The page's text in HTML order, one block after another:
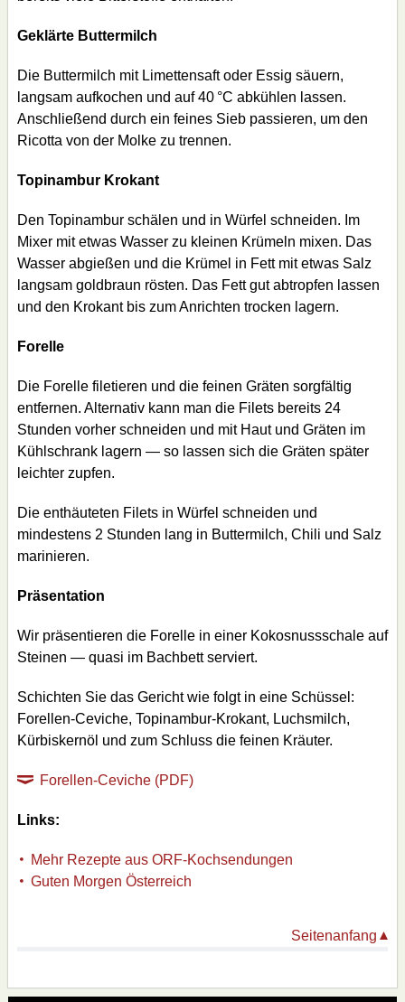
Geklärte Buttermilch
Die Buttermilch mit Limettensaft oder Essig säuern,
langsam aufkochen und auf 40 °C abkühlen lassen.
Anschließend durch ein feines Sieb passieren, um den
Ricotta von der Molke zu trennen.
Topinambur Krokant
Den Topinambur schälen und in Würfel schneiden. Im
Mixer mit etwas Wasser zu kleinen Krümeln mixen. Das
Wasser abgießen und die Krümel in Fett mit etwas Salz
langsam goldbraun rösten. Das Fett gut abtropfen lassen
und den Krokant bis zum Anrichten trocken lagern.
Forelle
Die Forelle filetieren und die feinen Gräten sorgfältig
entfernen. Alternativ kann man die Filets bereits 24
Stunden vorher schneiden und mit Haut und Gräten im
Kühlschrank lagern — so lassen sich die Gräten später
leichter zupfen.
Die enthäuteten Filets in Würfel schneiden und
mindestens 2 Stunden lang in Buttermilch, Chili und Salz
marinieren.
Präsentation
Wir präsentieren die Forelle in einer Kokosnussschale auf
Steinen — quasi im Bachbett serviert.
Schichten Sie das Gericht wie folgt in eine Schüssel:
Forellen-Ceviche, Topinambur-Krokant, Luchsmilch,
Kürbiskernöl und zum Schluss die feinen Kräuter.
Forellen-Ceviche (PDF)
Links:
Mehr Rezepte aus ORF-Kochsendungen
Guten Morgen Österreich
Seitenanfang